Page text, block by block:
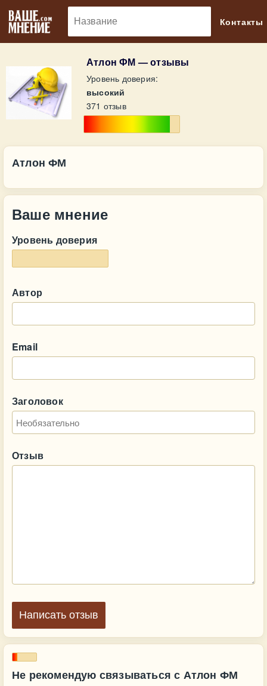
Контакты
Атлон ФМ — отзывы
Уровень доверия:
высокий
371 отзыв
Не рекомендую связываться с Атлон ФМ
Атлон ФМ
Ваше мнение
Уровень доверия
Автор
Email
Заголовок
Отзыв
Написать отзыв